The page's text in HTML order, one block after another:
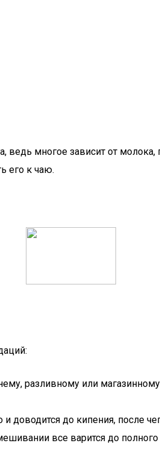
ведь многое зависит от
его к чаю.
разливному или
до кипения, после
все варится до